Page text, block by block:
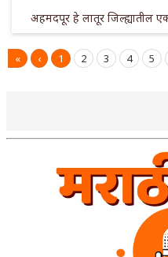
अहमदपूर हे लातूर जिल्ह्यातील
« ‹ 1 2 3 4 5